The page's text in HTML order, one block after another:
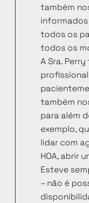
também
todos os
todos os
A Sra.
também
para além
exemplo,
lidar com
HOA, abrir
Esteve
– não é